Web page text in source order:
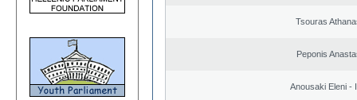
Tsouras
Peponis
Anousaki Eleni -